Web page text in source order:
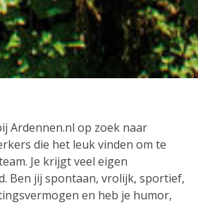
Ardennen.nl op zoek naar
die het leuk vinden om te
Je krijgt veel eigen
Ben jij spontaan, vrolijk, sportief,
en heb je humor,